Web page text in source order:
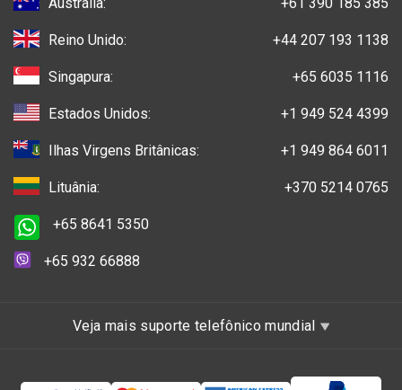
Reino Unido: +44 207 193 1138
Singapura: +65 6035 1116
Estados Unidos: +1 949 524 4399
Ilhas Virgens Britânicas: +1 949 864 6011
Lituânia: +370 5214 0765
+65 8641 5350
+65 932 66888
Veja mais suporte telefônico mundial